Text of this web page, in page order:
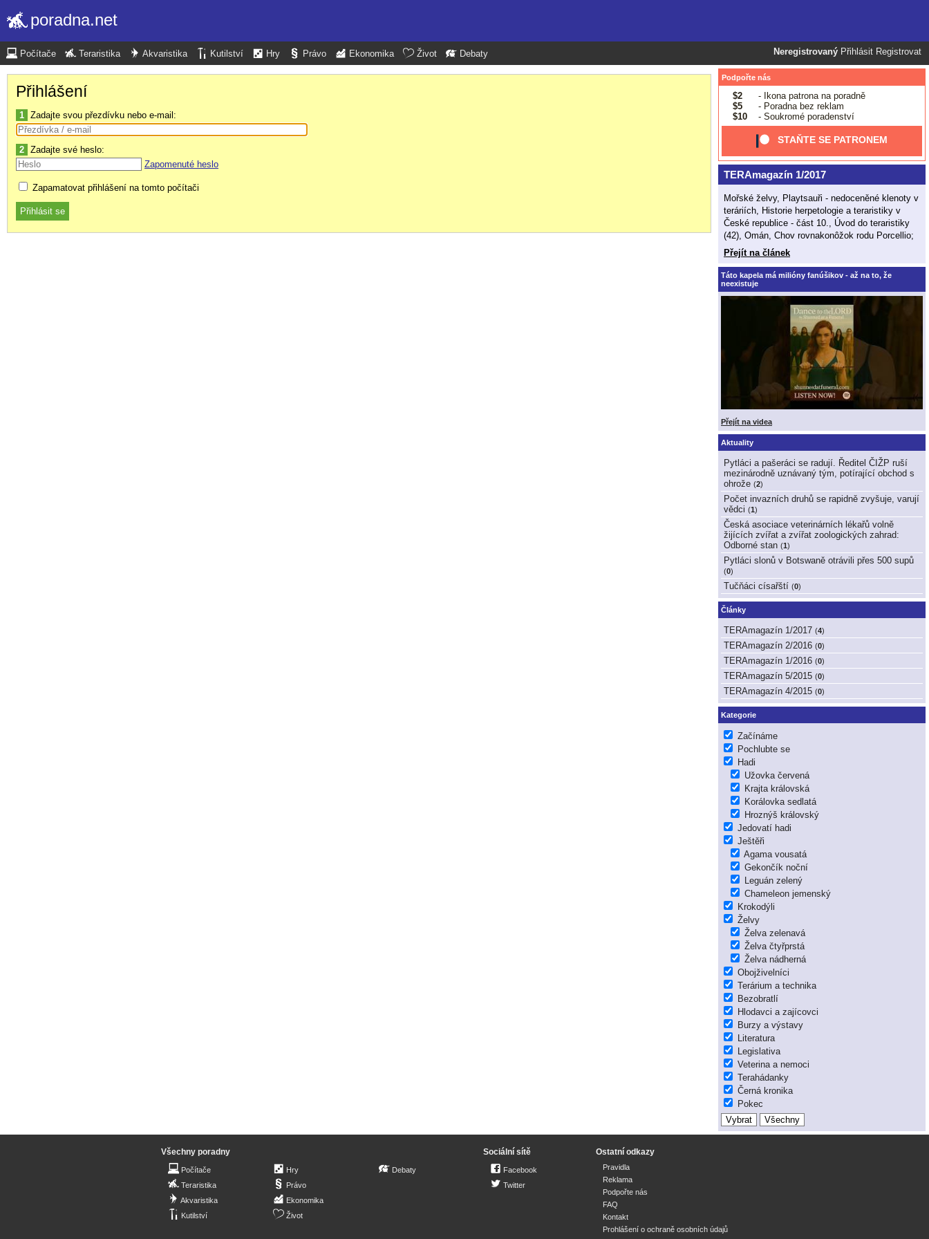
poradna.net
Neregistrovaný Přihlásit Registrovat
Počítače Teraristika Akvaristika Kutilství Hry Právo Ekonomika Život Debaty
Přihlášení
1 Zadajte svou přezdívku nebo e-mail:
2 Zadajte své heslo:
Zapomenuté heslo
Zapamatovat přihlášení na tomto počítači
Podpořte nás
$2
- Ikona patrona na poradně
$5
- Poradna bez reklam
$10
- Soukromé poradenství
STAŇTE SE PATRONEM
TERAmagazín 1/2017
Mořské želvy, Playtsauři - nedoceněné klenoty v
teráriích, Historie herpetologie a teraristiky v
České republice - část 10., Úvod do teraristiky
(42), Omán, Chov rovnakonôžok rodu Porcellio;
Přejít na článek
Táto kapela má milióny fanúšikov - až na to, že
neexistuje
Přejít na videa
Aktuality
Pytláci a pašeráci se radují. Ředitel ČIŽP ruší
mezinárodně uznávaný tým, potírající obchod s
ohrože (2)
Počet invazních druhů se rapidně zvyšuje, varují
vědci (1)
Česká asociace veterinárních lékařů volně
žijících zvířat a zvířat zoologických zahrad:
Odborné stan (1)
Pytláci slonů v Botswaně otrávili přes 500 supů
(0)
Tučňáci císařští (0)
Články
TERAmagazín 1/2017 (4)
TERAmagazín 2/2016 (0)
TERAmagazín 1/2016 (0)
TERAmagazín 5/2015 (0)
TERAmagazín 4/2015 (0)
Kategorie
Začínáme
Pochlubte se
Hadi
Užovka červená
Krajta královská
Korálovka sedlatá
Hroznýš královský
Jedovatí hadi
Ještěři
Agama vousatá
Gekončík noční
Leguán zelený
Chameleon jemenský
Krokodýli
Želvy
Želva zelenavá
Želva čtyřprstá
Želva nádherná
Obojživelníci
Terárium a technika
Bezobratlí
Hlodavci a zajícovci
Burzy a výstavy
Literatura
Legislativa
Veterina a nemoci
Terahádanky
Černá kronika
Pokec
Všechny poradny
Počítače
Teraristika
Akvaristika
Kutilství
Hry
Právo
Ekonomika
Život
Debaty
Sociální sítě
Facebook
Twitter
Ostatní odkazy
Pravidla
Reklama
Podpořte nás
FAQ
Kontakt
Prohlášení o ochraně osobních údajů